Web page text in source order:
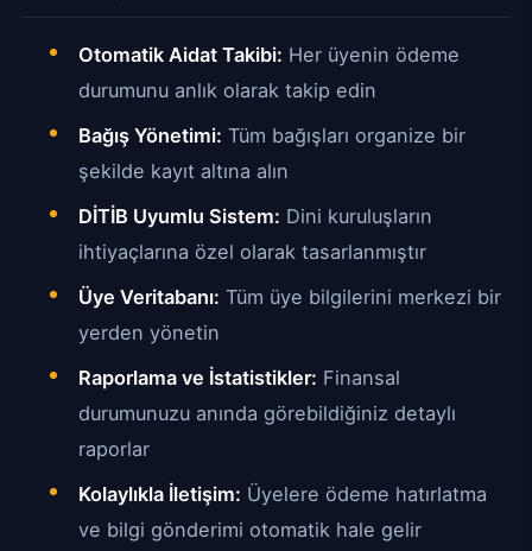
Otomatik Aidat Takibi: Her üyenin ödeme
durumunu anlık olarak takip edin
Bağış Yönetimi: Tüm bağışları organize bir
şekilde kayıt altına alın
DİTİB Uyumlu Sistem: Dini kuruluşların
ihtiyaçlarına özel olarak tasarlanmıştır
Üye Veritabanı: Tüm üye bilgilerini merkezi bir
yerden yönetin
Raporlama ve İstatistikler: Finansal
durumunuzu anında görebildiğiniz detaylı
raporlar
Kolaylıkla İletişim: Üyelere ödeme hatırlatma
ve bilgi gönderimi otomatik hale gelir